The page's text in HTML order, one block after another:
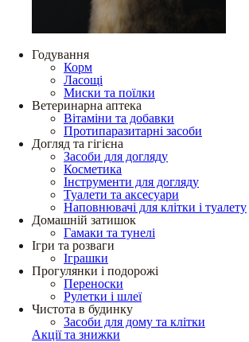
Годування
Корм
Ласощі
Миски та поїлки
Ветеринарна аптека
Вітаміни та добавки
Протипаразитарні засоби
Догляд та гігієна
Засоби для догляду
Косметика
Інструменти для догляду
Туалети та аксесуари
Наповнювачі для клітки і туалету
Домашній затишок
Гамаки та тунелі
Ігри та розваги
Іграшки
Прогулянки і подорожі
Переноски
Рулетки і шлеї
Чистота в будинку
Засоби для дому та клітки
Акції та знижки